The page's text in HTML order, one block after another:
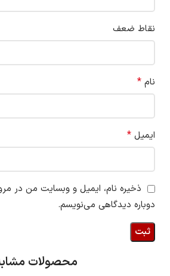
نقاط ضعف
نام *
ایمیل *
ذخیره نام، ایمیل و وبسایت من در
دوباره دیدگاهی می‌نویسم.
محصولات